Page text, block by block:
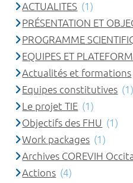
ACTUALITES (1)
PRÉSENTATION ET
PROGRAMME
EQUIPES ET
Actualités et formations
Equipes constitutives (1)
Le projet TIE (1)
Objectifs des FHU (1)
Work packages (1)
Archives COREVIH
Actions (4)